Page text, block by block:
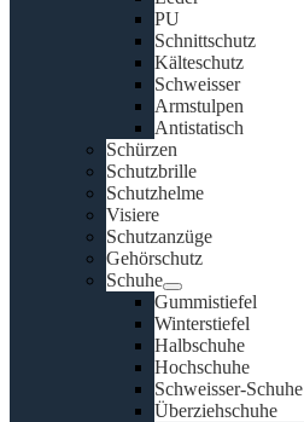
PU
Schnittschutz
Kälteschutz
Schweisser
Armstulpen
Antistatisch
Schürzen
Schutzbrille
Schutzhelme
Visiere
Schutzanzüge
Gehörschutz
Schuhe
Gummistiefel
Winterstiefel
Halbschuhe
Hochschuhe
Schweisser-Schuhe
Überziehschuhe